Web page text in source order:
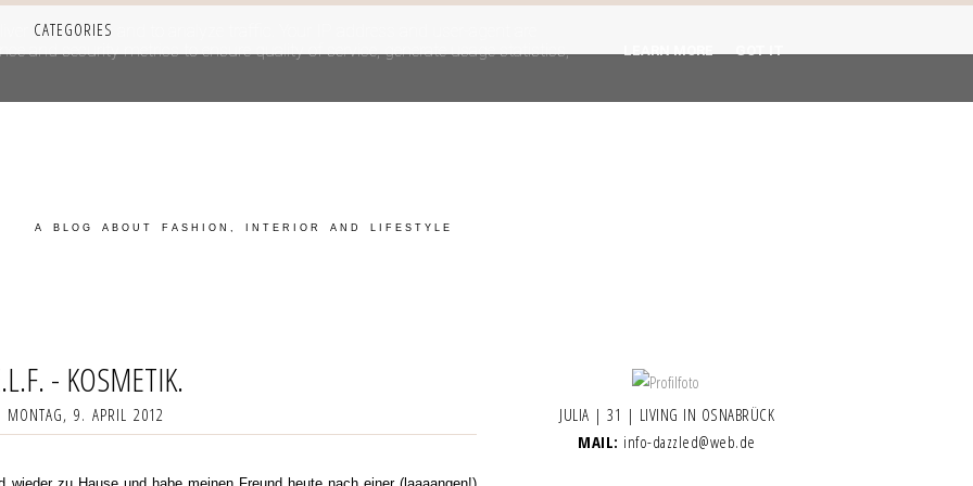
CATEGORIES
A BLOG ABOUT FASHION, INTERIOR AND LIFESTYLE
- KOSMETIK.
MONTAG, 9. APRIL 2012
JULIA | 31 | LIVING IN OSNABRÜCK
MAIL: info-dazzled@web.de
its services and to analyze traffic. Your IP address and user-agent are
and security metrics to ensure quality of service, generate usage statistics,
LEARN MORE GOT IT